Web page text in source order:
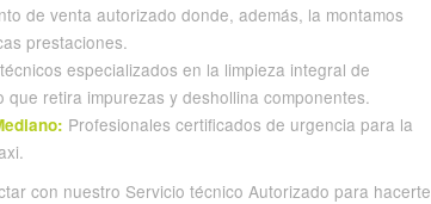
de venta autorizado donde, además, la montamos
prestaciones.
especializados en la limpieza integral de
retira impurezas y deshollina componentes.
Profesionales certificados de urgencia para la
con nuestro Servicio técnico Autorizado para hacerte